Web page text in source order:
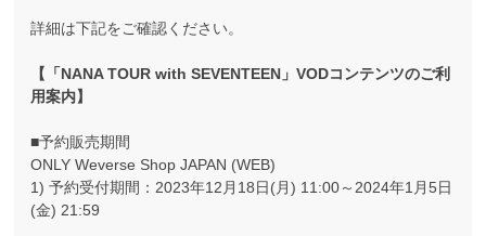
詳細は下記をご確認ください。
【「NANA TOUR with SEVENTEEN」VODコンテンツのご利
用案内】
■予約販売期間
ONLY Weverse Shop JAPAN (WEB)
1) 予約受付期間：2023年12月18日(月) 11:00～2024年1月5日
(金) 21:59